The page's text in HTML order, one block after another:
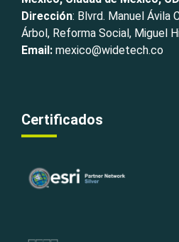
Dirección: Blvrd. Manuel Ávila
Árbol, Reforma Social, Miguel
Email: mexico@widetech.co
Certificados